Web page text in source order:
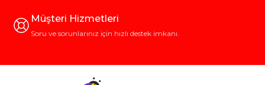
Müşteri Hizmetleri
Soru ve sorunlarınız için hızlı destek imkanı.